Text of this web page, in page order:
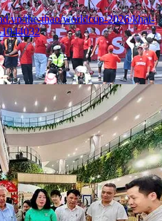
the-thao/worldcup-2026/khai-